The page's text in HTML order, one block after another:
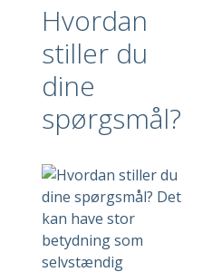
Hvordan
stiller du
dine
spørgsmål?